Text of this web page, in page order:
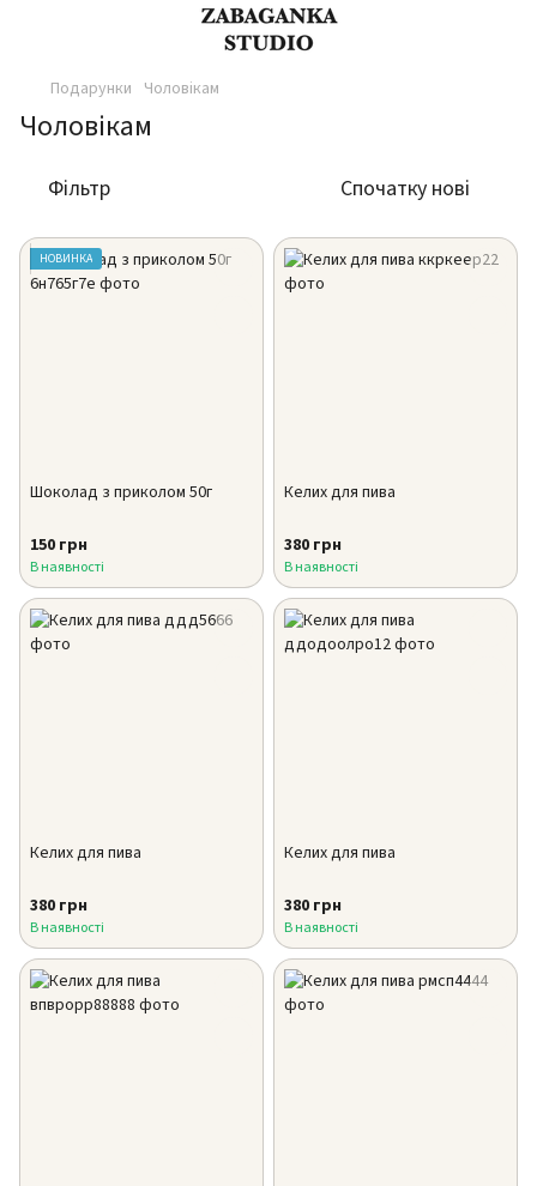
Подарунки Чоловікам
Чоловікам
Фільтр Спочатку нові
НОВИНКА
Шоколад з приколом 50г
150 грн
В наявності
Келих для пива
380 грн
В наявності
Келих для пива
380 грн
В наявності
Келих для пива
380 грн
В наявності